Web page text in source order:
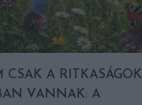
CSAK A RITKASÁGOK
VANNAK: A